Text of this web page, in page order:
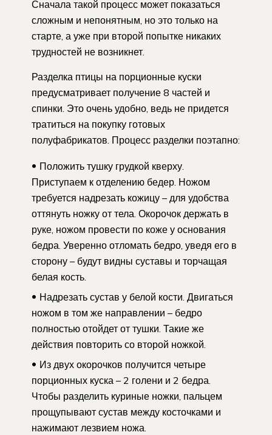
Сначала такой процесс может показаться
сложным и непонятным, но это только на
старте, а уже при второй попытке никаких
трудностей не возникнет.
Разделка птицы на порционные куски
предусматривает получение 8 частей и
спинки. Это очень удобно, ведь не придется
тратиться на покупку готовых
полуфабрикатов. Процесс разделки поэтапно:
Положить тушку грудкой кверху.
Приступаем к отделению бедер. Ножом
требуется надрезать кожицу – для удобства
оттянуть ножку от тела. Окорочок держать в
руке, ножом провести по коже у основания
бедра. Уверенно отломать бедро, уведя его в
сторону – будут видны суставы и торчащая
белая кость.
Надрезать сустав у белой кости. Двигаться
ножом в том же направлении – бедро
полностью отойдет от тушки. Такие же
действия повторить со второй ножкой.
Из двух окорочков получится четыре
порционных куска – 2 голени и 2 бедра.
Чтобы разделить куриные ножки, пальцем
прощупывают сустав между косточками и
нажимают лезвием ножа.